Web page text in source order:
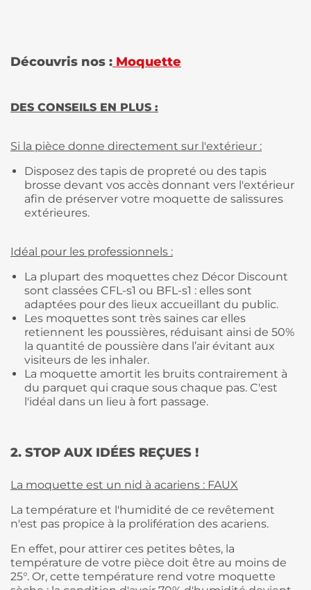
Découvris nos : Moquette
DES CONSEILS EN PLUS :
Si la pièce donne directement sur l'extérieur :
Disposez des tapis de propreté ou des tapis
brosse devant vos accès donnant vers l'extérieur
afin de préserver votre moquette de salissures
extérieures.
Idéal pour les professionnels :
La plupart des moquettes chez Décor Discount
sont classées CFL-s1 ou BFL-s1 : elles sont
adaptées pour des lieux accueillant du public.
Les moquettes sont très saines car elles
retiennent les poussières, réduisant ainsi de 50%
la quantité de poussière dans l’air évitant aux
visiteurs de les inhaler.
La moquette amortit les bruits contrairement à
du parquet qui craque sous chaque pas. C'est
l'idéal dans un lieu à fort passage.
2. STOP AUX IDÉES REÇUES !
La moquette est un nid à acariens : FAUX
La température et l'humidité de ce revêtement
n'est pas propice à la prolifération des acariens.
En effet, pour attirer ces petites bêtes, la
température de votre pièce doit être au moins de
25°. Or, cette température rend votre moquette